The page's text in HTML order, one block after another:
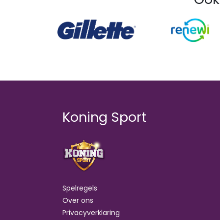
Koning Sport
Spelregels
Over ons
Privacyverklaring